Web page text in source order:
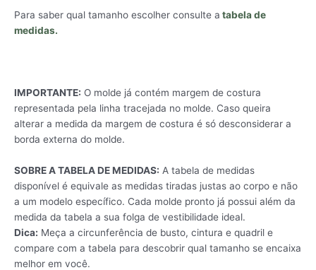
Para saber qual tamanho escolher consulte a tabela de
medidas.
IMPORTANTE: O molde já contém margem de costura
representada pela linha tracejada no molde. Caso queira
alterar a medida da margem de costura é só desconsiderar a
borda externa do molde.
SOBRE A TABELA DE MEDIDAS: A tabela de medidas
disponível é equivale as medidas tiradas justas ao corpo e não
a um modelo específico. Cada molde pronto já possui além da
medida da tabela a sua folga de vestibilidade ideal.
Dica: Meça a circunferência de busto, cintura e quadril e
compare com a tabela para descobrir qual tamanho se encaixa
melhor em você.